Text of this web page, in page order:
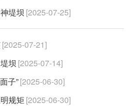
堤坝 [2025-07-25]
[2025-07-21]
坝 [2025-07-14]
子”[2025-06-30]
规矩 [2025-06-30]